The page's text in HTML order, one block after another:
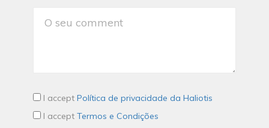
I accept Política de privacidade da Haliotis
I accept Termos e Condições